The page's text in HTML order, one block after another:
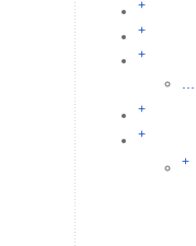
+
+
+
+
+
+